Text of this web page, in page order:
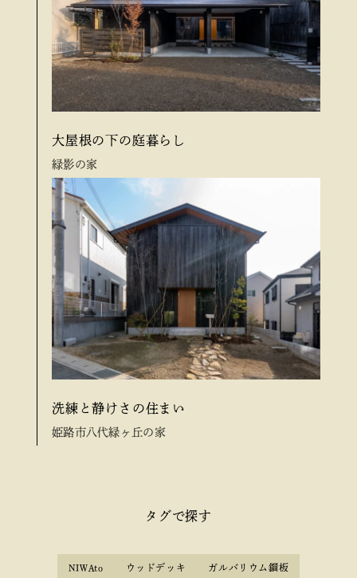
大屋根の下の庭暮らし
緑影の家
洗練と静けさの住まい
姫路市八代緑ヶ丘の家
タグで探す
NIWAto ウッドデッキ ガルバリウム鋼板